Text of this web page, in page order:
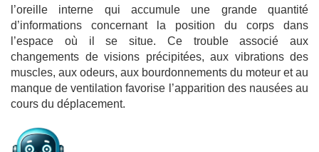
l’oreille interne qui accumule une grande quantité
d’informations concernant la position du corps dans
l’espace où il se situe. Ce trouble associé aux
changements de visions précipitées, aux vibrations des
muscles, aux odeurs, aux bourdonnements du moteur et au
manque de ventilation favorise l’apparition des nausées au
cours du déplacement.